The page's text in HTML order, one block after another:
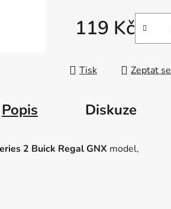
119 Kč
Tisk Zeptat se
Popis Diskuze
2 Buick Regal GNX model,